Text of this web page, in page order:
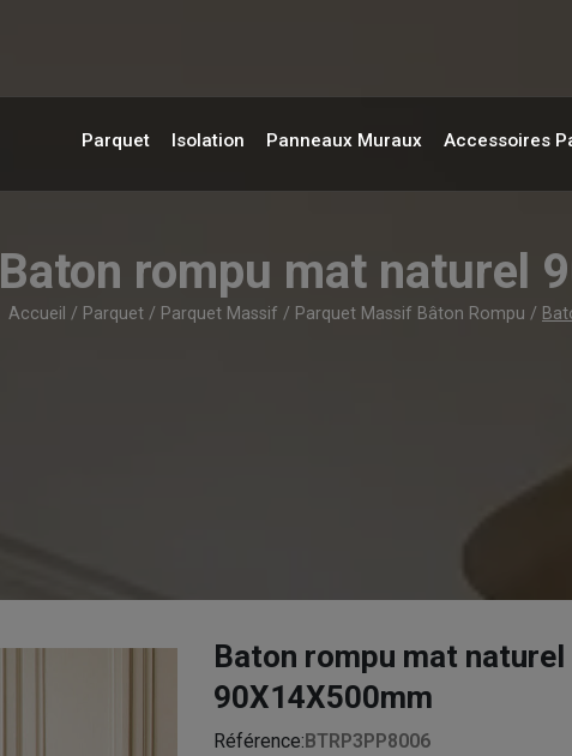
Parquet Isolation Panneaux Muraux Accessoires
Baton rompu mat naturel
Accueil / Parquet / Parquet Massif / Parquet Massif Bâton Rompu /
Baton rompu mat naturel
90X14X500mm
Référence:BTRP3PP8006